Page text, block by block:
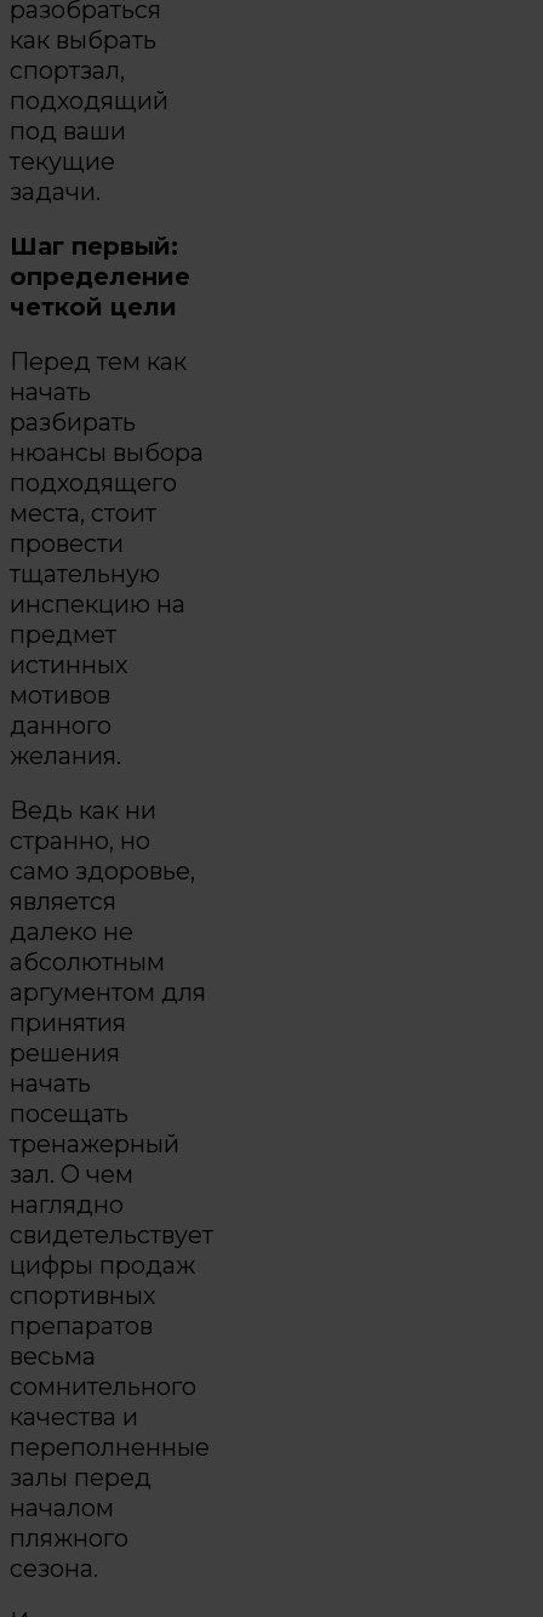
разобраться
как выбрать
спортзал,
подходящий
под ваши
текущие
задачи.
Шаг первый:
определение
четкой цели
Перед тем как
начать
разбирать
нюансы выбора
подходящего
места, стоит
провести
тщательную
инспекцию на
предмет
истинных
мотивов
данного
желания.
Ведь как ни
странно, но
само здоровье,
является
далеко не
абсолютным
аргументом для
принятия
решения
начать
посещать
тренажерный
зал. О чем
наглядно
свидетельствует
цифры продаж
спортивных
препаратов
весьма
сомнительного
качества и
переполненные
залы перед
началом
пляжного
сезона.